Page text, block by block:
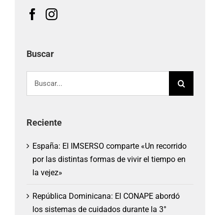
Buscar
Reciente
España: El IMSERSO comparte «Un recorrido
por las distintas formas de vivir el tiempo en
la vejez»
República Dominicana: El CONAPE abordó
los sistemas de cuidados durante la 3°